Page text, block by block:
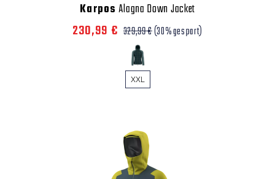
Karpos Alagna Down Jacket
230,99 € 329,99 €(30% gespart)
XXL